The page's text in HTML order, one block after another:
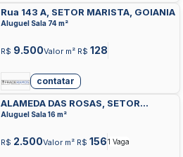
Rua 143 A, SETOR MARISTA, GOIANIA
Aluguel Sala 74 m²
R$ 9.500Valor m² R$ 128
contatar
ALAMEDA DAS ROSAS, SETOR
OESTE, GOIANIA
Aluguel Sala 16 m²
R$ 2.500Valor m² R$ 1561 Vaga